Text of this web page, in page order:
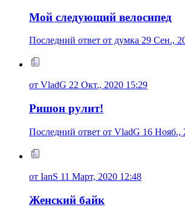
Мой следующий велосипед
Последний ответ от думка 29 Сен.,
от VladG 22 Окт., 2020 15:29
Ришон рулит!
Последний ответ от VladG 16 Нояб.,
от IanS 11 Март, 2020 12:48
Женский байк